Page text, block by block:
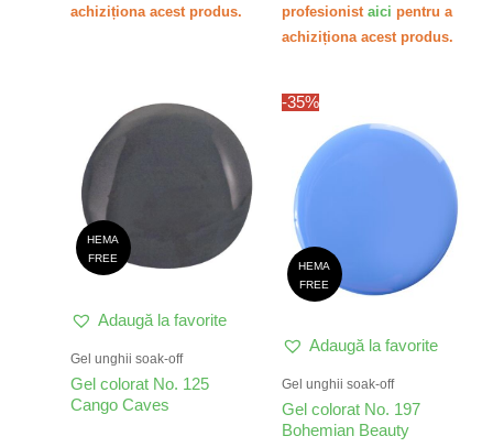
achiziționa acest produs.
profesionist aici pentru a
achiziționa acest produs.
HEMA
FREE
Adaugă la favorite
Gel unghii soak-off
Gel colorat No. 125
Cango Caves
-35%
HEMA
FREE
Adaugă la favorite
Gel unghii soak-off
Gel colorat No. 197
Bohemian Beauty